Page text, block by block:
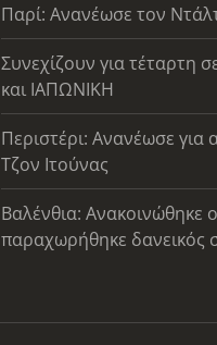
Παρί: Ανανέωσε τον
Συνεχίζουν για τέταρτη
και ΙΑΠΩΝΙΚΗ
Περιστέρι: Ανανέωσε
Τζον Ιτούνας
Βαλένθια: Ανακοινώθηκε
παραχωρήθηκε δανεικός